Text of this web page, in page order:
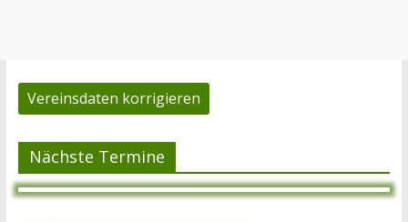
Vereinsdaten korrigieren
Nächste Termine